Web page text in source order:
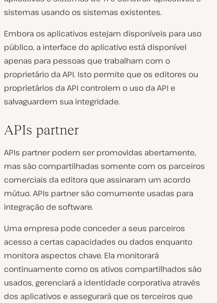
sistemas usando os sistemas existentes.
Embora os aplicativos estejam disponíveis para uso
público, a interface do aplicativo está disponível
apenas para pessoas que trabalham com o
proprietário da API. Isto permite que os editores ou
proprietários da API controlem o uso da API e
salvaguardem sua integridade.
APIs partner
APIs partner podem ser promovidas abertamente,
mas são compartilhadas somente com os parceiros
comerciais da editora que assinaram um acordo
mútuo. APIs partner são comumente usadas para
integração de software.
Uma empresa pode conceder a seus parceiros
acesso a certas capacidades ou dados enquanto
monitora aspectos chave. Ela monitorará
continuamente como os ativos compartilhados são
usados, gerenciará a identidade corporativa através
dos aplicativos e assegurará que os terceiros que